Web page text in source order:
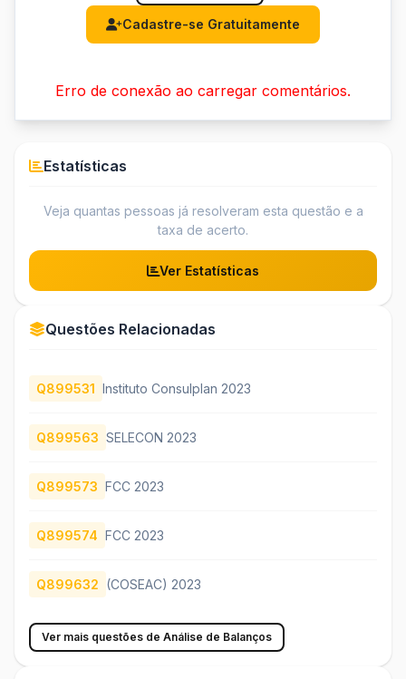
Cadastre-se Gratuitamente
Erro de conexão ao carregar comentários.
Estatísticas
Veja quantas pessoas já resolveram esta questão e a
taxa de acerto.
Ver Estatísticas
Questões Relacionadas
Q899531 Instituto Consulplan 2023
Q899563 SELECON 2023
Q899573 FCC 2023
Q899574 FCC 2023
Q899632 (COSEAC) 2023
Ver mais questões de Análise de Balanços